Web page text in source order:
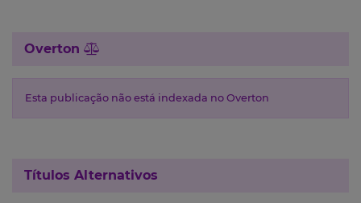
Overton
Esta publicação não está indexada no Overton
Títulos Alternativos